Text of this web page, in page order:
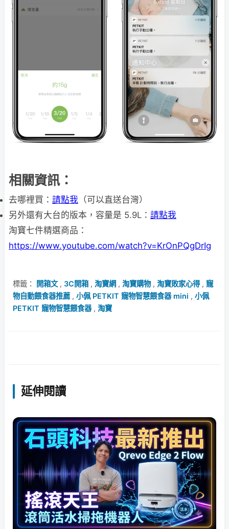
相關資訊：
去哪裡買： 請點我 （可以直送台灣）
另外還有大台的版本，容量是 5.9L： 請點我
淘寶七件精選商品：
https://www.youtube.com/watch?v=KrOnPQgDrIg
標籤： 開箱文, 3C開箱, 淘寶網 , 淘寶購物, 淘寶敗家心得, 寵
物自動餵食器推薦, 小佩 PETKIT 寵物智慧餵食器 mini , 小佩
PETKIT 寵物智慧餵食器, 淘寶
延伸閱讀